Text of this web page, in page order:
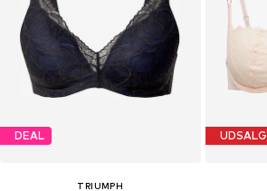
DEAL
TRIUMPH
UDSALG